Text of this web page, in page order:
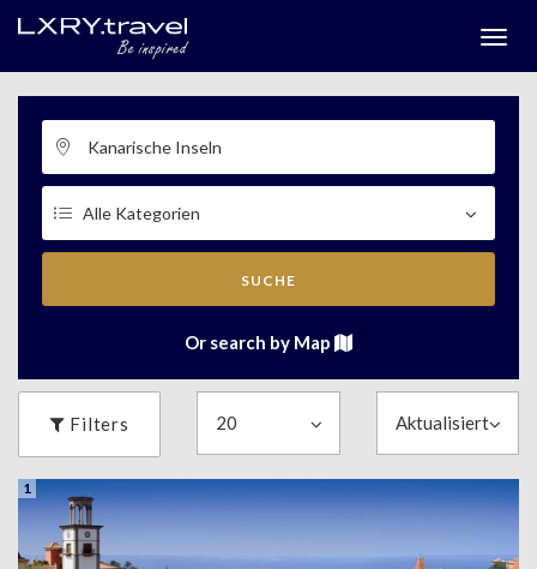
SUCHE
Or search by Map
Filters
1